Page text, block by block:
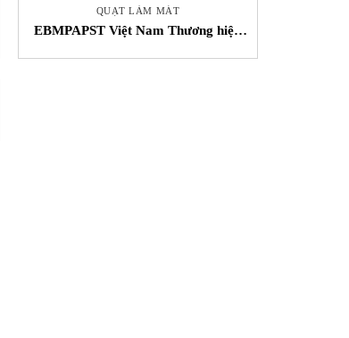
QUẠT LÀM MÁT
EBMPAPST Việt Nam Thương hiệu